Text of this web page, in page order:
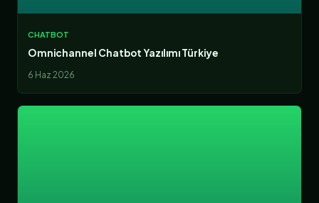
CHATBOT
Omnichannel Chatbot Yazılımı Türkiye
6 Haz 2026